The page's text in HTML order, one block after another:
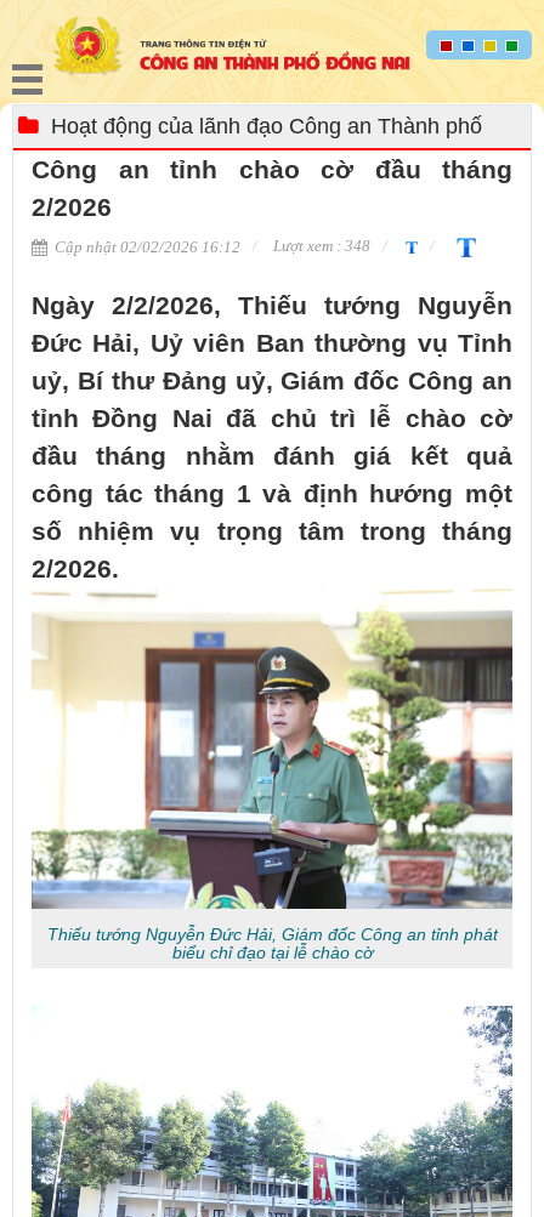
Hoạt động của lãnh đạo Công an Thành phố
Công an tỉnh chào cờ đầu tháng
2/2026
Cập nhật 02/02/2026 16:12 Lượt xem : 348
Ngày 2/2/2026, Thiếu tướng Nguyễn
Đức Hải, Uỷ viên Ban thường vụ Tỉnh
uỷ, Bí thư Đảng uỷ, Giám đốc Công an
tỉnh Đồng Nai đã chủ trì lễ chào cờ
đầu tháng nhằm đánh giá kết quả
công tác tháng 1 và định hướng một
số nhiệm vụ trọng tâm trong tháng
2/2026.
Thiếu tướng Nguyễn Đức Hải, Giám đốc Công an tỉnh phát
biểu chỉ đạo tại lễ chào cờ